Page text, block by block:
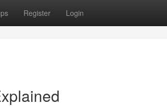
Register Login